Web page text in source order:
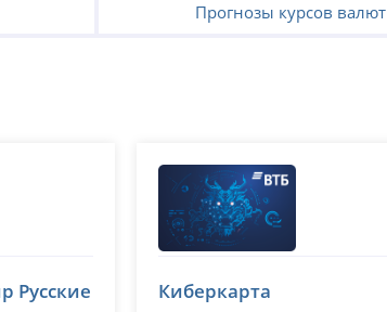
Прогнозы курсов валют
Русские
лицензия № 1000
Киберкарта